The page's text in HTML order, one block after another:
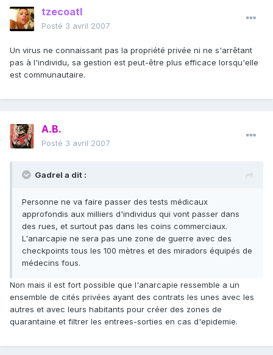
tzecoatl
Posté 3 avril 2007
Un virus ne connaissant pas la propriété privée ni ne s'arrêtant
pas à l'individu, sa gestion est peut-être plus efficace lorsqu'elle
est communautaire.
A.B.
Posté 3 avril 2007
Gadrel a dit :
Personne ne va faire passer des tests médicaux
approfondis aux milliers d'individus qui vont passer dans
des rues, et surtout pas dans les coins commerciaux.
L'anarcapie ne sera pas une zone de guerre avec des
checkpoints tous les 100 mètres et des miradors équipés de
médecins fous.
Non mais il est fort possible que l'anarcapie ressemble a un
ensemble de cités privées ayant des contrats les unes avec les
autres et avec leurs habitants pour créer des zones de
quarantaine et filtrer les entrees-sorties en cas d'epidemie.